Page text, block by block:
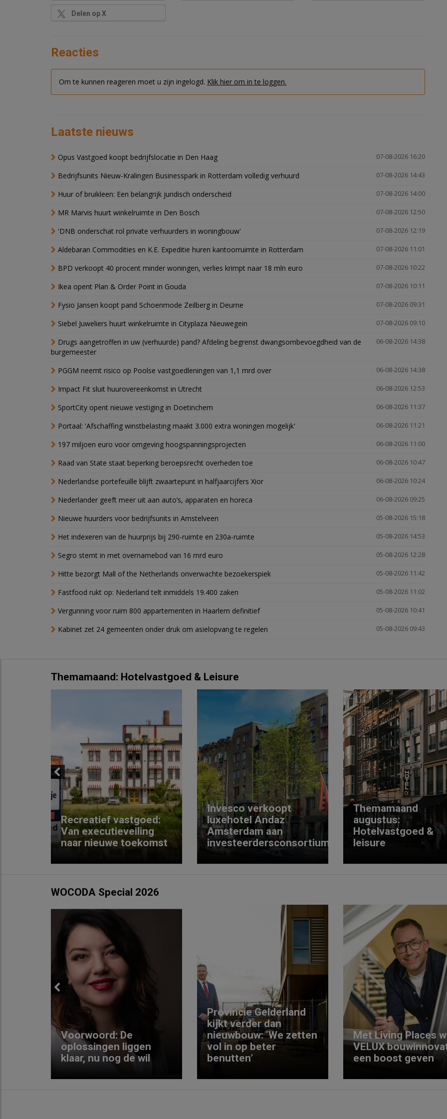
Delen op X
Reacties
Om te kunnen reageren moet u zijn ingelogd. Klik hier om in te loggen.
Laatste nieuws
07-08-2026 16:20
Opus Vastgoed koopt bedrijfslocatie in Den Haag
07-08-2026 14:43
Bedrijfsunits Nieuw-Kralingen Businesspark in Rotterdam volledig verhuurd
07-08-2026 14:00
Huur of bruikleen: Een belangrijk juridisch onderscheid
07-08-2026 12:50
MR Marvis huurt winkelruimte in Den Bosch
07-08-2026 12:19
'DNB onderschat rol private verhuurders in woningbouw'
07-08-2026 11:01
Aldebaran Commodities en K.E. Expeditie huren kantoorruimte in Rotterdam
07-08-2026 10:22
BPD verkoopt 40 procent minder woningen, verlies krimpt naar 18 mln euro
07-08-2026 10:11
Ikea opent Plan & Order Point in Gouda
07-08-2026 09:31
Fysio Jansen koopt pand Schoenmode Zeilberg in Deurne
07-08-2026 09:10
Siebel Juweliers huurt winkelruimte in Cityplaza Nieuwegein
06-08-2026 14:38
Drugs aangetroffen in uw (verhuurde) pand? Afdeling begrenst dwangsombevoegdheid van de
burgemeester
06-08-2026 14:38
PGGM neemt risico op Poolse vastgoedleningen van 1,1 mrd over
06-08-2026 12:53
Impact Fit sluit huurovereenkomst in Utrecht
06-08-2026 11:37
SportCity opent nieuwe vestiging in Doetinchem
06-08-2026 11:21
Portaal: 'Afschaffing winstbelasting maakt 3.000 extra woningen mogelijk'
06-08-2026 11:00
197 miljoen euro voor omgeving hoogspanningsprojecten
06-08-2026 10:47
Raad van State staat beperking beroepsrecht overheden toe
06-08-2026 10:24
Nederlandse portefeuille blijft zwaartepunt in halfjaarcijfers Xior
06-08-2026 09:25
Nederlander geeft meer uit aan auto’s, apparaten en horeca
05-08-2026 15:18
Nieuwe huurders voor bedrijfsunits in Amstelveen
05-08-2026 14:53
Het indexeren van de huurprijs bij 290-ruimte en 230a-ruimte
05-08-2026 12:28
Segro stemt in met overnamebod van 16 mrd euro
05-08-2026 11:42
Hitte bezorgt Mall of the Netherlands onverwachte bezoekerspiek
05-08-2026 11:02
Fastfood rukt op: Nederland telt inmiddels 19.400 zaken
05-08-2026 10:41
Vergunning voor ruim 800 appartementen in Haarlem definitief
05-08-2026 09:43
Kabinet zet 24 gemeenten onder druk om asielopvang te regelen
Themamaand: Hotelvastgoed & Leisure
Previous
Recreatief vastgoed:
Van executieveiling
naar nieuwe toekomst
Invesco verkoopt
luxehotel Andaz
Amsterdam aan
investeerdersconsortium
Themamaand
augustus:
Hotelvastgoed &
leisure
WOCODA Special 2026
Previous
Voorwoord: De
oplossingen liggen
klaar, nu nog de wil
Provincie Gelderland
kijkt verder dan
nieuwbouw: ‘We zetten
vol in op beter
benutten’
Met Living Places
VELUX
een boost geven